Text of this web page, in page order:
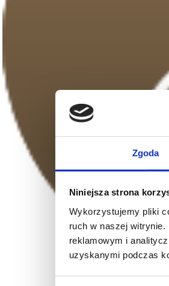
Zgoda
Niniejsza strona
Wykorzystujemy pliki
ruch w naszej
reklamowym i
uzyskanymi podczas